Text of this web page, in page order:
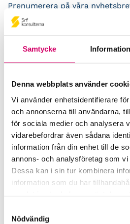
Samtycke Information
Denna webbplats använder
Vi använder enhetsidentifierare
och annonserna till användarna,
för sociala medier och analysera
vidarebefordrar även sådana
information från din enhet till de
annons- och analysföretag som vi
Dessa kan i sin tur kombinera
information som du har
Nödvändig
Prenumerera på våra
Pressrum
Påverkansarbete
Samverkan med myndigheter
Srf Fokusrapport 2024 –
företagande
Våra nyhetskanaler
Tidningen Konsulten